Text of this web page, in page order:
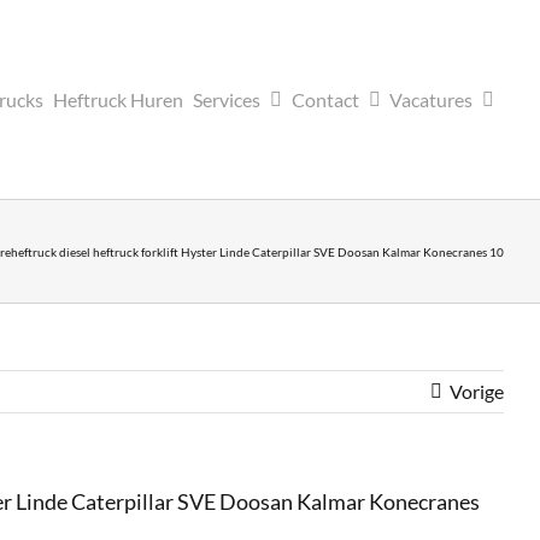
Heftruck Huren Services Contact Vacatures
diesel heftruck forklift Hyster Linde Caterpillar SVE Doosan Kalmar Konecranes 10
Vorige
Caterpillar SVE Doosan Kalmar Konecranes